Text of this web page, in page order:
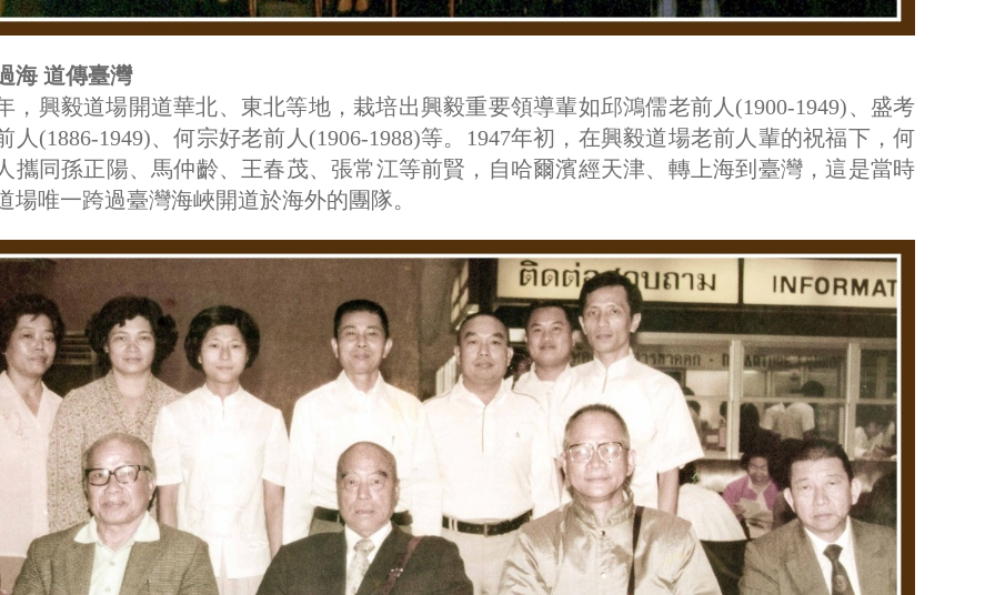
海 道傳臺灣
，興毅道場開道華北、東北等地，栽培出興毅重要領導輩如邱鴻儒老前人(1900-1949)、盛考
人(1886-1949)、何宗好老前人(1906-1988)等。1947年初，在興毅道場老前人輩的祝福下，何
攜同孫正陽、馬仲齡、王春茂、張常江等前賢，自哈爾濱經天津、轉上海到臺灣，這是當時
場唯一跨過臺灣海峽開道於海外的團隊。